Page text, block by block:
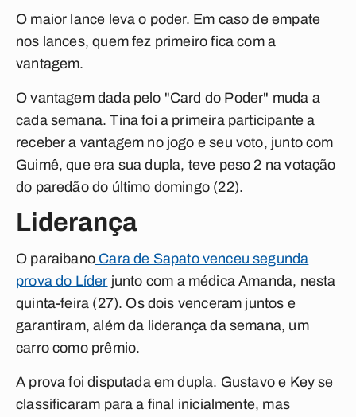
O maior lance leva o poder. Em caso de empate
nos lances, quem fez primeiro fica com a
vantagem.
O vantagem dada pelo "Card do Poder" muda a
cada semana. Tina foi a primeira participante a
receber a vantagem no jogo e seu voto, junto com
Guimê, que era sua dupla, teve peso 2 na votação
do paredão do último domingo (22).
Liderança
O paraibanoCara de Sapato venceu segunda
prova do Líder junto com a médica Amanda, nesta
quinta-feira (27). Os dois venceram juntos e
garantiram, além da liderança da semana, um
carro como prêmio.
A prova foi disputada em dupla. Gustavo e Key se
classificaram para a final inicialmente, mas